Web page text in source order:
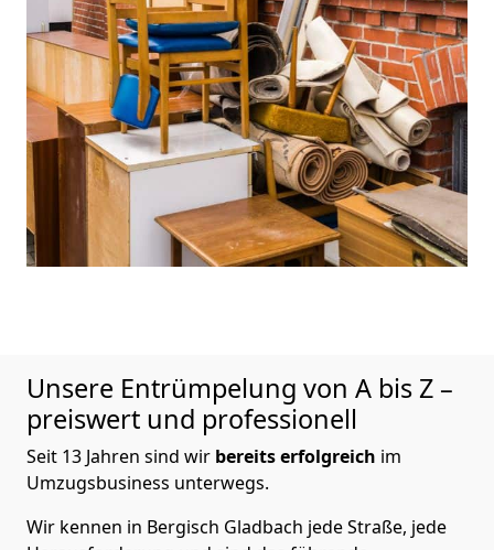
Unsere Entrümpelung von A bis Z –
preiswert und professionell
Seit 13 Jahren sind wir bereits erfolgreich im
Umzugsbusiness unterwegs.
Wir kennen in Bergisch Gladbach jede Straße, jede